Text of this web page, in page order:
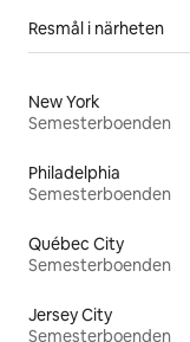
Resmål i närheten
New York
Semesterboenden
Philadelphia
Semesterboenden
Québec City
Semesterboenden
Jersey City
Semesterboenden